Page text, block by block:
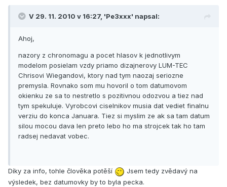
V 29. 11. 2010 v 16:27, 'Pe3xxx' napsal:
Ahoj,
nazory z chronomagu a pocet hlasov k jednotlivym
modelom posielam vzdy priamo dizajnerovy LUM-TEC
Chrisovi Wiegandovi, ktory nad tym naozaj seriozne
premysla. Rovnako som mu hovoril o tom datumovom
okienku ze sa to nestretlo s pozitivnou odozvou a tiez nad
tym spekuluje. Vyrobcovi ciselnikov musia dat vediet finalnu
verziu do konca Januara. Tiez si myslim ze ak sa tam datum
silou mocou dava len preto lebo ho ma strojcek tak ho tam
radsej nedavat vobec.
Díky za info, tohle člověka potěší
Jsem tedy zvědavý na
výsledek, bez datumovky by to byla pecka.